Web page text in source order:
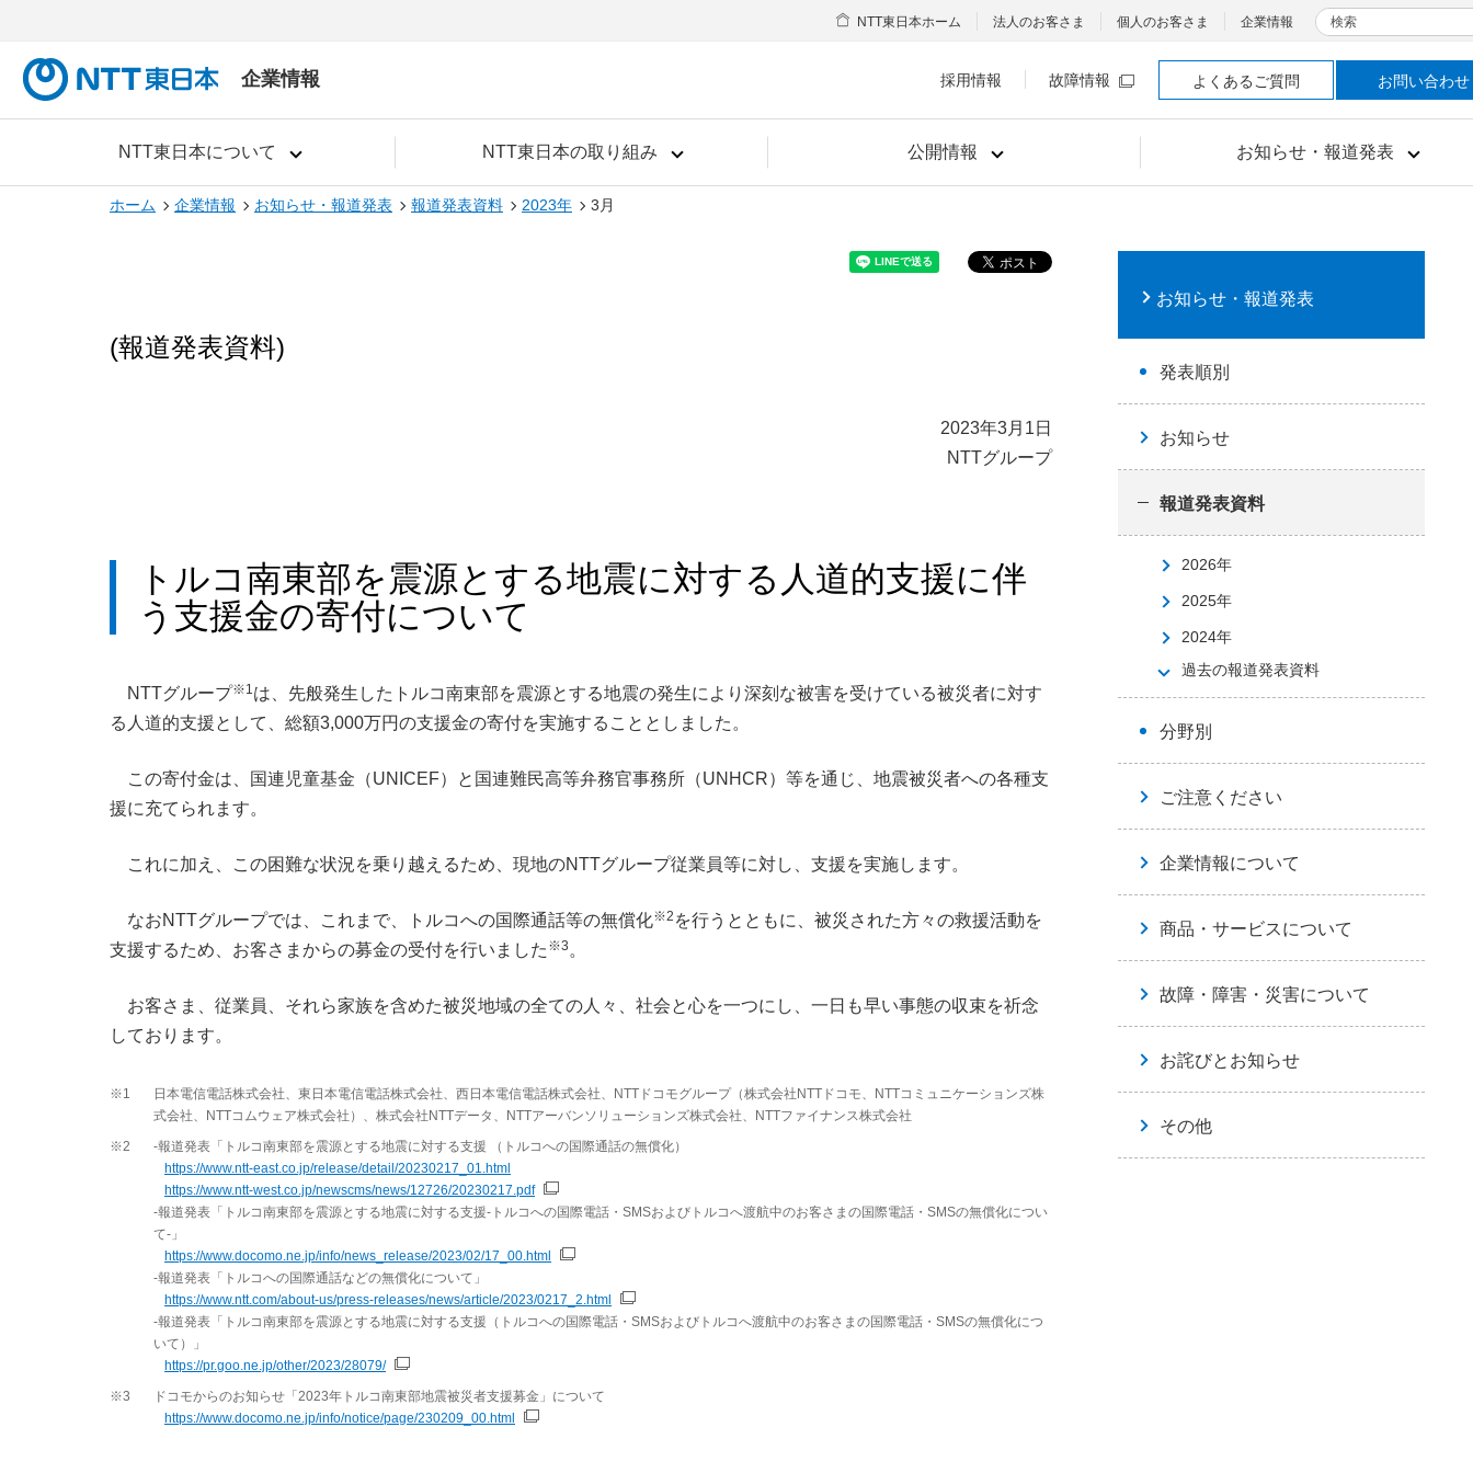
企業情報
NTT東日本について NTT東日本の取り組み 公開情報 お知らせ・報道発表
NTT東日本ホーム 法人のお客さま 個人のお客さま 企業情報 検索
採用情報 故障情報 よくあるご質問 お問い合わせ
ホーム 企業情報 お知らせ・報道発表 報道発表資料 2023年 3月
(報道発表資料)
2023年3月1日
NTTグループ
トルコ南東部を震源とする地震に対する人道的支援に伴
う支援金の寄付について
NTTグループ※1は、先般発生したトルコ南東部を震源とする地震の発生により深刻な被害を受けている被災者に対す
る人道的支援として、総額3,000万円の支援金の寄付を実施することとしました。
この寄付金は、国連児童基金（UNICEF）と国連難民高等弁務官事務所（UNHCR）等を通じ、地震被災者への各種支
援に充てられます。
これに加え、この困難な状況を乗り越えるため、現地のNTTグループ従業員等に対し、支援を実施します。
なおNTTグループでは、これまで、トルコへの国際通話等の無償化※2 を行うとともに、被災された方々の救援活動を
支援するため、お客さまからの募金の受付を行いました ※3 。
お客さま、従業員、それら家族を含めた被災地域の全ての人々、社会と心を一つにし、一日も早い事態の収束を祈念
しております。
※1
日本電信電話株式会社、東日本電信電話株式会社、西日本電信電話株式会社、NTTドコモグループ（株式会社NTTドコモ、NTTコミュニケーションズ株
式会社、NTTコムウェア株式会社）、株式会社NTTデータ、NTTアーバンソリューションズ株式会社、NTTファイナンス株式会社
※2
-報道発表「トルコ南東部を震源とする地震に対する支援 （トルコへの国際通話の無償化）
https://www.ntt-east.co.jp/release/detail/20230217_01.html
https://www.ntt-west.co.jp/newscms/news/12726/20230217.pdf
-報道発表「トルコ南東部を震源とする地震に対する支援-トルコへの国際電話・SMSおよびトルコへ渡航中のお客さまの国際電話・SMSの無償化につい
て-」
https://www.docomo.ne.jp/info/news_release/2023/02/17_00.html
-報道発表「トルコへの国際通話などの無償化について」
https://www.ntt.com/about-us/press-releases/news/article/2023/0217_2.html
-報道発表「トルコ南東部を震源とする地震に対する支援（トルコへの国際電話・SMSおよびトルコへ渡航中のお客さまの国際電話・SMSの無償化につ
いて）」
https://pr.goo.ne.jp/other/2023/28079/
※3
ドコモからのお知らせ「2023年トルコ南東部地震被災者支援募金」について
https://www.docomo.ne.jp/info/notice/page/230209_00.html
お知らせ・報道発表
発表順別
お知らせ
報道発表資料
2026年
2025年
2024年
過去の報道発表資料
分野別
ご注意ください
企業情報について
商品・サービスについて
故障・障害・災害について
お詫びとお知らせ
その他